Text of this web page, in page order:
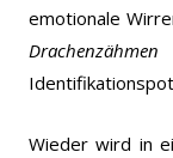
emotionale
Wieder wird in